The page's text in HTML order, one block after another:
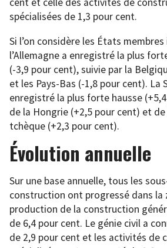
spécialisées de 1,3 pour cent.
Si l’on considère les États
l’Allemagne a enregistré la plus
(-3,9 pour cent), suivie par la
et les Pays-Bas (-1,8 pour cent). La
enregistré la plus forte hausse
de la Hongrie (+2,5 pour cent) et
tchèque (+2,3 pour cent).
Évolution annuelle
Sur une base annuelle, tous les
construction ont progressé dans la
production de la construction
de 6,4 pour cent. Le génie civil a
de 2,9 pour cent et les activités de